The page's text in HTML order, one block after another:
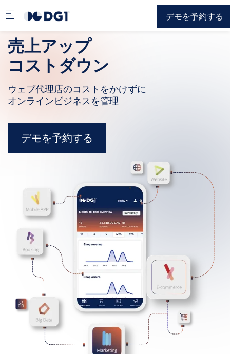
売上アップ
コストダウン
ウェブ代理店のコストをかけずに
オンラインビジネスを管理
デモを予約する
デモを予約する